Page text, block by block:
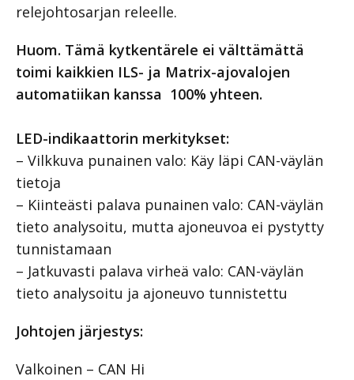
relejohtosarjan releelle.
Huom. Tämä kytkentärele ei välttämättä
toimi kaikkien ILS- ja Matrix-ajovalojen
automatiikan kanssa 100% yhteen.
LED-indikaattorin merkitykset:
– Vilkkuva punainen valo: Käy läpi CAN-väylän
tietoja
– Kiinteästi palava punainen valo: CAN-väylän
tieto analysoitu, mutta ajoneuvoa ei pystytty
tunnistamaan
– Jatkuvasti palava virheä valo: CAN-väylän
tieto analysoitu ja ajoneuvo tunnistettu
Johtojen järjestys:
Valkoinen – CAN Hi